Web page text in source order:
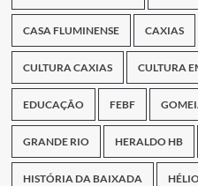
CASA FLUMINENSE CAXIAS
CULTURA CAXIAS CULTURA
EDUCAÇÃO FEBF
GRANDE RIO HERALDO HB
HISTÓRIA DA BAIXADA